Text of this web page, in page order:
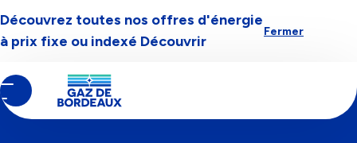
Aller à la navigation Aller au contenuAller au pied-de-page
Découvrez toutes nos offres d'énergie
à prix fixe ou indexé Découvrir
Fermer
Contenu
principal
d'Ariane
Notre actualité
CATÉGORIE
ÉCONOMIES D’ÉNERGIE